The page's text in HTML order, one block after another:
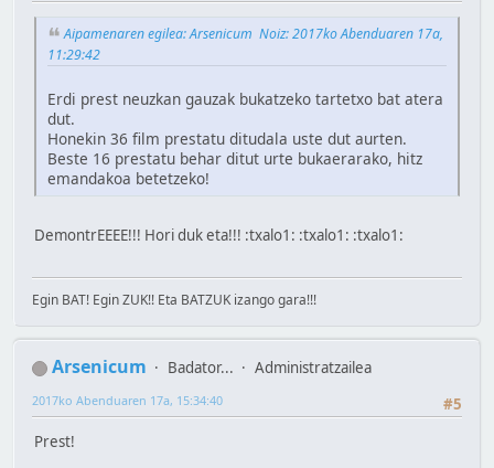
Aipamenaren egilea: Arsenicum Noiz: 2017ko Abenduaren 17a,
11:29:42
Erdi prest neuzkan gauzak bukatzeko tartetxo bat atera
dut.
Honekin 36 film prestatu ditudala uste dut aurten.
Beste 16 prestatu behar ditut urte bukaerarako, hitz
emandakoa betetzeko!
DemontrEEEE!!! Hori duk eta!!! :txalo1: :txalo1: :txalo1:
Egin BAT! Egin ZUK!! Eta BATZUK izango gara!!!
Arsenicum Badator...
Administratzailea
#5
2017ko Abenduaren 17a, 15:34:40
Prest!